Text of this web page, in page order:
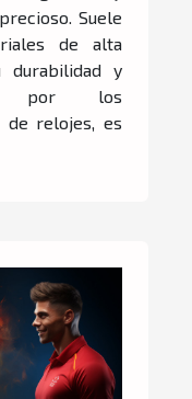
Suele
de alta
durabilidad y
por los
de relojes, es